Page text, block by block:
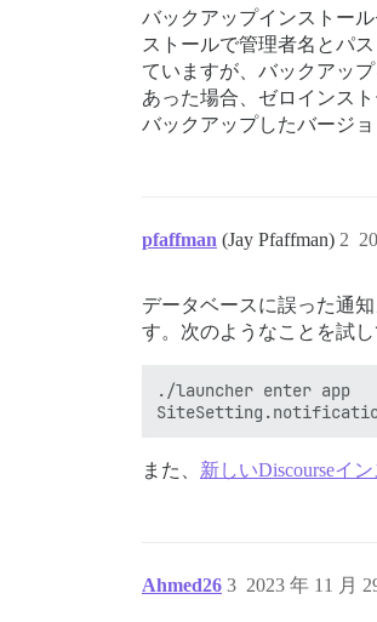
バックアップインストー
ストールで管理者名とパ
ていますが、バックアッ
あった場合、ゼロインス
バックアップしたバージ
pfaffman (Jay Pfaffman) 2
データベースに誤った通
す。次のようなことを試し
./launcher enter app
また、 新しいDiscourseイ
Ahmed26 2023 年 11 月
3